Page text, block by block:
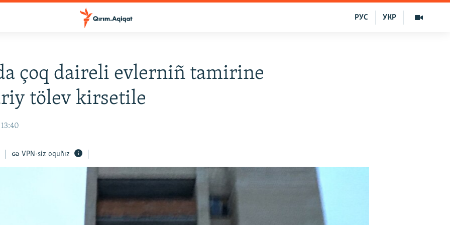
УКР
РУС
çoq daireli evlerniñ tamirine
tölev kirsetile
VPN-siz oquñız